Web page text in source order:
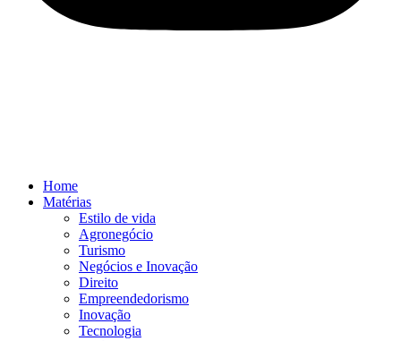
Home
Matérias
Estilo de vida
Agronegócio
Turismo
Negócios e Inovação
Direito
Empreendedorismo
Inovação
Tecnologia